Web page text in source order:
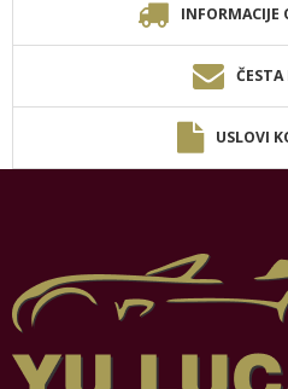
INFORMACIJE
USLOVI